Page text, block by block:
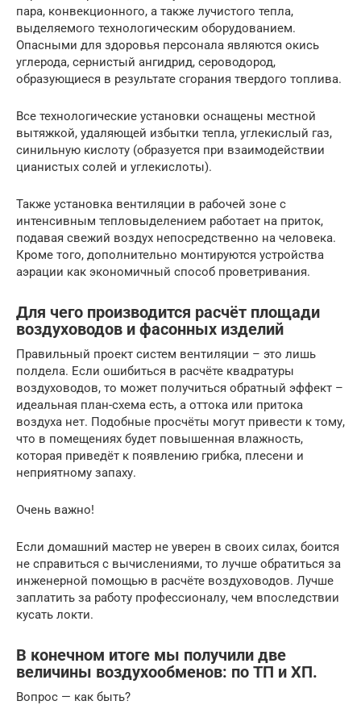
пара, конвекционного, а также лучистого тепла,
выделяемого технологическим оборудованием.
Опасными для здоровья персонала являются окись
углерода, сернистый ангидрид, сероводород,
образующиеся в результате сгорания твердого топлива.
Все технологические установки оснащены местной
вытяжкой, удаляющей избытки тепла, углекислый газ,
синильную кислоту (образуется при взаимодействии
цианистых солей и углекислоты).
Также установка вентиляции в рабочей зоне с
интенсивным тепловыделением работает на приток,
подавая свежий воздух непосредственно на человека.
Кроме того, дополнительно монтируются устройства
аэрации как экономичный способ проветривания.
Для чего производится расчёт площади
воздуховодов и фасонных изделий
Правильный проект систем вентиляции – это лишь
полдела. Если ошибиться в расчёте квадратуры
воздуховодов, то может получиться обратный эффект –
идеальная план-схема есть, а оттока или притока
воздуха нет. Подобные просчёты могут привести к тому,
что в помещениях будет повышенная влажность,
которая приведёт к появлению грибка, плесени и
неприятному запаху.
Очень важно!
Если домашний мастер не уверен в своих силах, боится
не справиться с вычислениями, то лучше обратиться за
инженерной помощью в расчёте воздуховодов. Лучше
заплатить за работу профессионалу, чем впоследствии
кусать локти.
В конечном итоге мы получили две
величины воздухообменов: по ТП и ХП.
Вопрос — как быть?